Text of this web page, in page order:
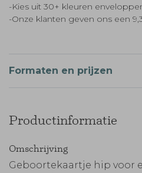
-Kies uit 30+ kleuren
-Onze klanten geven ons een
Formaten en prijzen
Productinformatie
Omschrijving
Geboortekaartje hip voor